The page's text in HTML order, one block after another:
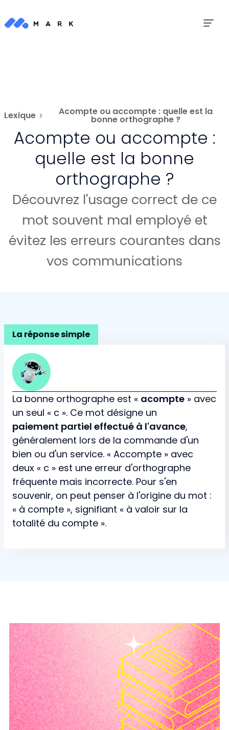
Lexique Acompte ou accompte : quelle est la
bonne orthographe ?
Acompte ou accompte :
quelle est la bonne
orthographe ?
Découvrez l'usage correct de ce
mot souvent mal employé et
évitez les erreurs courantes dans
vos communications
La réponse simple
La bonne orthographe est « acompte » avec
un seul « c ». Ce mot désigne un
paiement partiel effectué à l'avance,
généralement lors de la commande d'un
bien ou d'un service. « Accompte » avec
deux « c » est une erreur d'orthographe
fréquente mais incorrecte. Pour s'en
souvenir, on peut penser à l'origine du mot :
« à compte », signifiant « à valoir sur la
totalité du compte ».